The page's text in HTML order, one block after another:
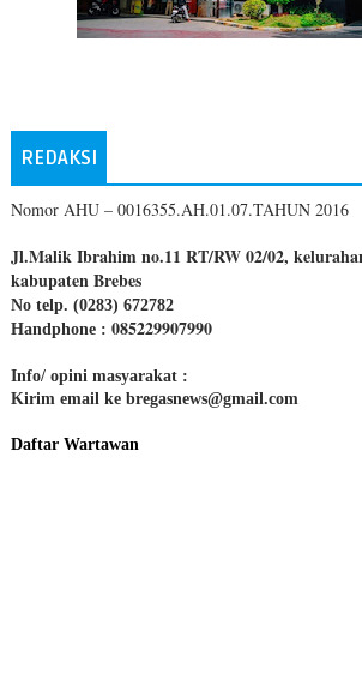
REDAKSI
Nomor AHU – 0016355.AH.01.07.TAHUN 2016
Jl.Malik Ibrahim no.11 RT/RW 02/02,
kabupaten Brebes
No telp. (0283) 672782
Handphone : 085229907990
Info/ opini masyarakat :
Kirim email ke bregasnews@gmail.com
Daftar Wartawan